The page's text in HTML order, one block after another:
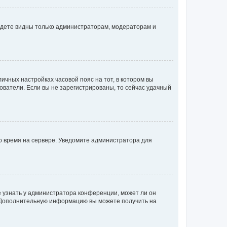
видны только администраторам, модераторам и
настройках часовой пояс на тот, в котором вы
Если вы не зарегистрированы, то сейчас удачный
время на сервере. Уведомите администратора для
у администратора конференции, может ли он
Дополнительную информацию вы можете получить на